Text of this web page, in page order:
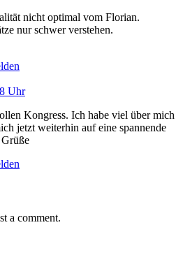
nicht optimal vom Florian.
nur schwer verstehen.
Uhr
Kongress. Ich habe viel über mich
jetzt weiterhin auf eine spannende
a comment.